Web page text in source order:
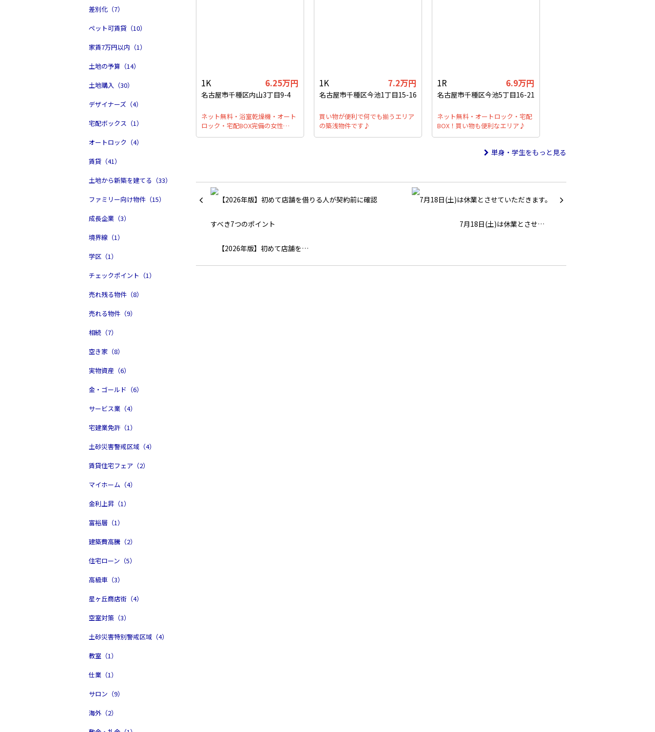
差別化（7）
ペット可賃貸（10）
家賃7万円以内（1）
土地の予算（14）
土地購入（30）
デザイナーズ（4）
宅配ボックス（1）
オートロック（4）
賃貸（41）
土地から新築を建てる（33）
ファミリー向け物件（15）
成長企業（3）
境界線（1）
学区（1）
チェックポイント（1）
売れ残る物件（8）
売れる物件（9）
相続（7）
空き家（8）
実物資産（6）
金・ゴールド（6）
サービス業（4）
宅建業免許（1）
土砂災害警戒区域（4）
賃貸住宅フェア（2）
マイホーム（4）
金利上昇（1）
富裕層（1）
建築費高騰（2）
住宅ローン（5）
高級車（3）
星ヶ丘商店街（4）
空室対策（3）
土砂災害特別警戒区域（4）
教室（1）
仕業（1）
サロン（9）
海外（2）
1K 6.25万円
名古屋市千種区内山3丁目9-4
ネット無料・浴室乾燥機・オート
ロック・宅配BOX完備の女性…
1K 7.2万円
名古屋市千種区今池1丁目15-16
買い物が便利で何でも揃うエリア
の築浅物件です♪
1R 6.9万円
名古屋市千種区今池5丁目16-21
ネット無料・オートロック・宅配
BOX！買い物も便利なエリア♪
単身・学生をもっと見る
【2026年版】初めて店舗を…
7月18日(土)は休業とさせ…